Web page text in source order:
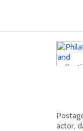
actor,